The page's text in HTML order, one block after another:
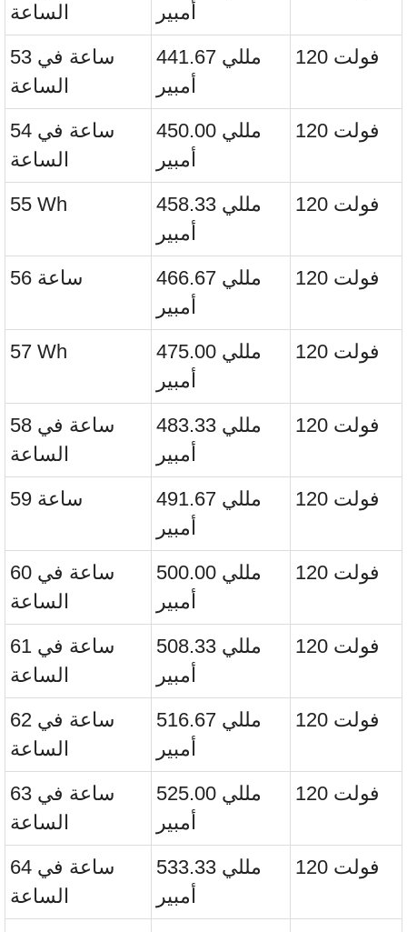
الساعة
أمبير
53 ساعة في
الساعة
441.67 مللي
أمبير
120 فولت
54 ساعة في
الساعة
450.00 مللي
أمبير
120 فولت
55 Wh
458.33 مللي
أمبير
120 فولت
56 ساعة
466.67 مللي
أمبير
120 فولت
57 Wh
475.00 مللي
أمبير
120 فولت
58 ساعة في
الساعة
483.33 مللي
أمبير
120 فولت
59 ساعة
491.67 مللي
أمبير
120 فولت
60 ساعة في
الساعة
500.00 مللي
أمبير
120 فولت
61 ساعة في
الساعة
508.33 مللي
أمبير
120 فولت
62 ساعة في
الساعة
516.67 مللي
أمبير
120 فولت
63 ساعة في
الساعة
525.00 مللي
أمبير
120 فولت
64 ساعة في
الساعة
533.33 مللي
أمبير
120 فولت